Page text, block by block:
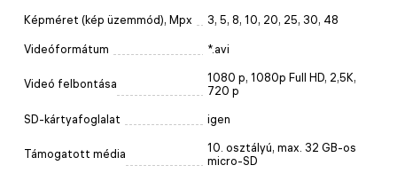
Képméret (kép üzemmód), Mpx 3, 5, 8, 10, 20, 25, 30, 48
Videóformátum *.avi
Videó felbontása
1080 p, 1080p Full HD, 2,5K,
720 p
SD-kártyafoglalat igen
Támogatott média
10. osztályú, max. 32 GB-os
micro-SD